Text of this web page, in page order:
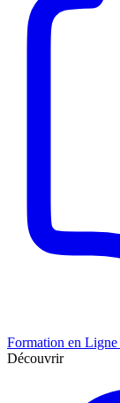
Formation en Ligne
Découvrir